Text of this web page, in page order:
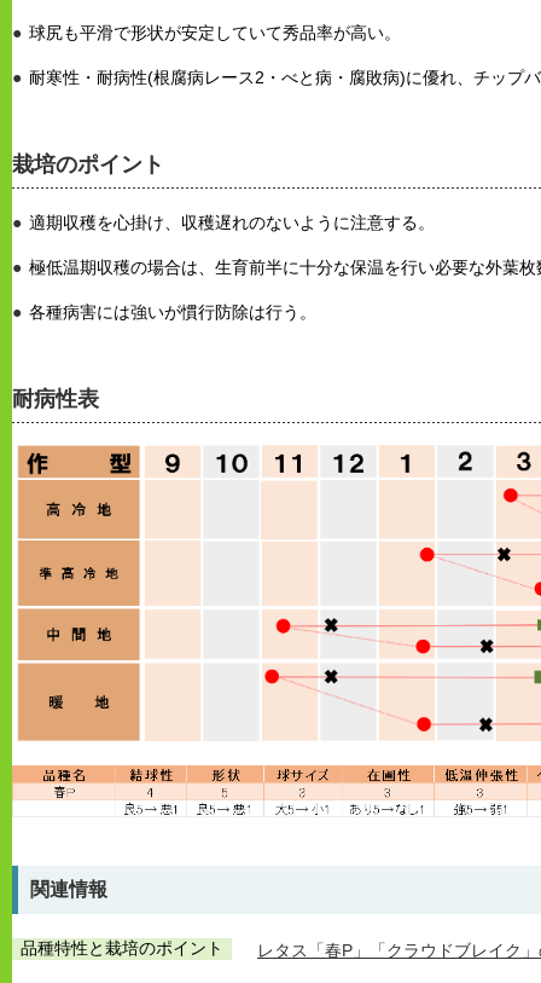
球尻も平滑で形状が安定していて秀品率が高い。
耐寒性・耐病性(根腐病レース2・べと病・腐敗病)に優れ、チップ
栽培のポイント
適期収穫を心掛け、収穫遅れのないように注意する。
極低温期収穫の場合は、生育前半に十分な保温を行い必要な外葉
各種病害には強いが慣行防除は行う。
耐病性表
関連情報
品種特性と栽培のポイント レタス「春P」「クラウドブレイク